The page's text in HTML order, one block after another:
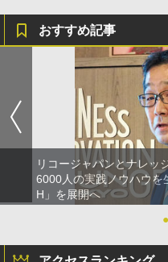
おすすめ記事
リコージャパンとナレッ
6000人の実践ノウハウを
H」を展開へ
●